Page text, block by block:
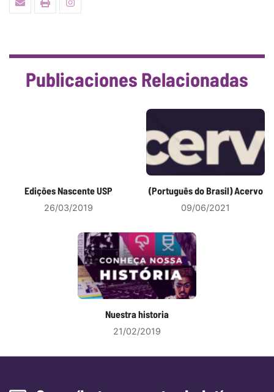
Publicaciones Relacionadas
Edições Nascente USP
26/03/2019
(Português do Brasil) Acervo
09/06/2021
Nuestra historia
21/02/2019